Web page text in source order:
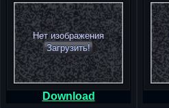
Нет изображения
Загрузить!
Download